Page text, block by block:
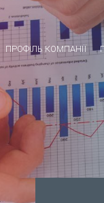
ПРОФІЛЬ КОМПАНІЇ